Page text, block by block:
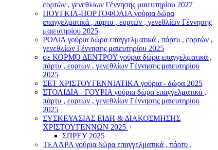
εορτών , γενεθλίων Γέννησης μαιευτηρίου 2027
ΠΟΥΓΚΙΑ-ΠΟΡΤΟΦΟΛΙΑ γούρια δώρα
επαγγελματικά , πάρτυ , εορτών , γενεθλίων Γέννησης
μαιευτηρίου 2025
ΡΟΔΙΑ γούρια δώρα επαγγελματικά , πάρτυ , εορτών ,
γενεθλίων Γέννησης μαιευτηρίου 2025
σε ΚΟΡΜΌ ΔΕΝΤΡΟΥ γούρια δώρα επαγγελματικά ,
πάρτυ , εορτών , γενεθλίων Γέννησης μαιευτηρίου
2025
ΣΕΤ ΧΡΙΣΤΟΥΓΕΝΝΙΑΤΙΚΑ γούρια - δώρα 2025
ΣΤΟΛΙΔΙΑ - ΓΟΥΡΙΑ γούρια δώρα επαγγελματικά ,
πάρτυ , εορτών , γενεθλίων Γέννησης μαιευτηρίου
2025
ΣΥΣΚΕΥΑΣΙΑΣ ΕΙΔΗ & ΔΙΑΚΟΣΜΗΣΗΣ
ΧΡΙΣΤΟΥΓΕΝΝΩΝ 2025 +
ΣΠΡΕΥ 2025
ΤΕΛΑΡΑ γούρια δώρα επαγγελματικά , πάρτυ ,